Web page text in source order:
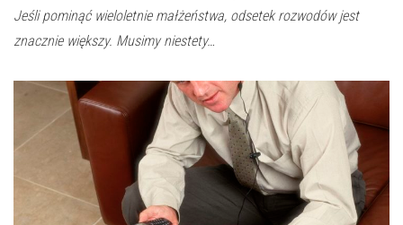
Jeśli pominąć wieloletnie małżeństwa, odsetek rozwodów jest
znacznie większy. Musimy niestety…